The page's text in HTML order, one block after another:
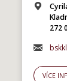
272
VÍCE